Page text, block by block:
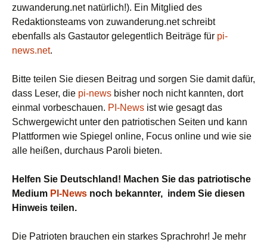
zuwanderung.net natürlich!). Ein Mitglied des
Redaktionsteams von zuwanderung.net schreibt
ebenfalls als Gastautor gelegentlich Beiträge für pi-
news.net.
Bitte teilen Sie diesen Beitrag und sorgen Sie damit dafür,
dass Leser, die pi-news bisher noch nicht kannten, dort
einmal vorbeschauen. PI-News ist wie gesagt das
Schwergewicht unter den patriotischen Seiten und kann
Plattformen wie Spiegel online, Focus online und wie sie
alle heißen, durchaus Paroli bieten.
Helfen Sie Deutschland! Machen Sie das patriotische
Medium PI-News noch bekannter, indem Sie diesen
Hinweis teilen.
Die Patrioten brauchen ein starkes Sprachrohr! Je mehr